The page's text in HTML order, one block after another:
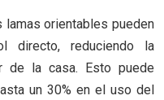
lamas orientables pueden
directo, reduciendo la
de la casa. Esto puede
un 30% en el uso del